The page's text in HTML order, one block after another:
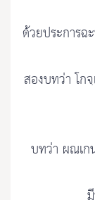
ด้วยประการ
สองบทว่า โก
บทว่า ผณเก